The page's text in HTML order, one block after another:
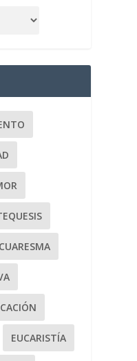
CUARESMA
EUCARISTÍA